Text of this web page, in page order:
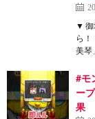
▼ 御
ら
美琴
#モ
ー
果